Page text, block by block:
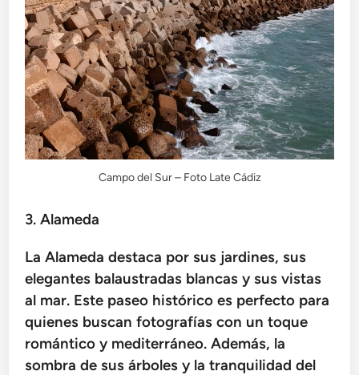
Campo del Sur – Foto Late Cádiz
3. Alameda
La Alameda destaca por sus jardines, sus
elegantes balaustradas blancas y sus vistas
al mar. Este paseo histórico es perfecto para
quienes buscan fotografías con un toque
romántico y mediterráneo. Además, la
sombra de sus árboles y la tranquilidad del